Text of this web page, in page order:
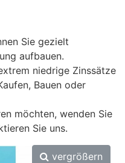
Sie gezielt
aufbauen.
niedrige Zinssätze
Bauen oder
möchten, wenden Sie
Sie uns.
vergrößern